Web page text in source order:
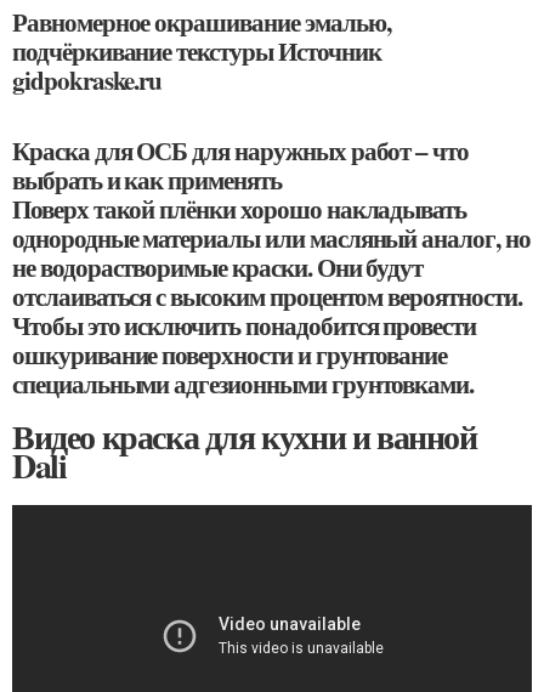
Равномерное окрашивание эмалью,
подчёркивание текстуры Источник
gidpokraske.ru
Краска для ОСБ для наружных работ – что
выбрать и как применять
Поверх такой плёнки хорошо накладывать
однородные материалы или масляный аналог, но
не водорастворимые краски. Они будут
отслаиваться с высоким процентом вероятности.
Чтобы это исключить понадобится провести
ошкуривание поверхности и грунтование
специальными адгезионными грунтовками.
Видео краска для кухни и ванной
Dali